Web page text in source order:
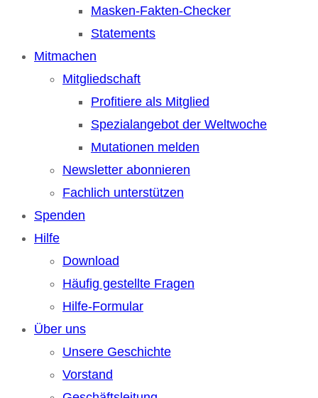
Masken-Fakten-Checker
Statements
Mitmachen
Mitgliedschaft
Profitiere als Mitglied
Spezialangebot der Weltwoche
Mutationen melden
Newsletter abonnieren
Fachlich unterstützen
Spenden
Hilfe
Download
Häufig gestellte Fragen
Hilfe-Formular
Über uns
Unsere Geschichte
Vorstand